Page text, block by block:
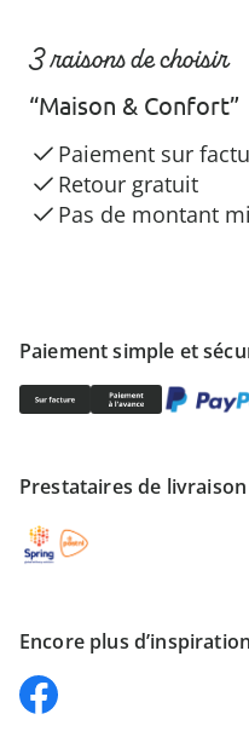
Paiement simple et
Prestataires de livraison
Encore plus d’inspiration
3 raisons de choisir
“Maison & Confort”
Paiement sur
Retour gratuit
Pas de montant